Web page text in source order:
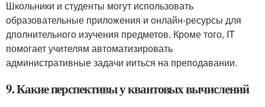
Школьники и студенты могут использовать
образовательные приложения и онлайн-ресурсы для
дполнительного изучения предметов. Кроме того, IT
помогает учителям автоматизировать
административные задачи ииться на преподавании.
9. Какие перспективы у квантовых вычислений